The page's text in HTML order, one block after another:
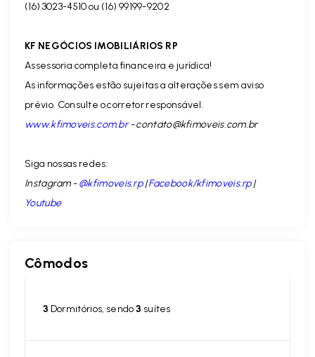
(16) 3023-4510 ou (16) 99199-9202
KF NEGÓCIOS IMOBILIÁRIOS RP
Assessoria completa financeira e jurídica!
As informações estão sujeitas a alterações sem aviso
prévio. Consulte o corretor responsável.
www.kfimoveis.com.br-contato@kfimoveis.com.br
Siga nossas redes:
Instagram -@kfimoveis.rp|Facebook/kfimoveis.rp|
Youtube
Cômodos
3 Dormitórios, sendo3 suítes